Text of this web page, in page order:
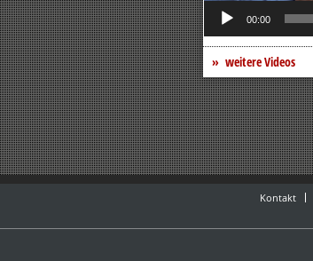
00:00
weitere Videos
Kontakt